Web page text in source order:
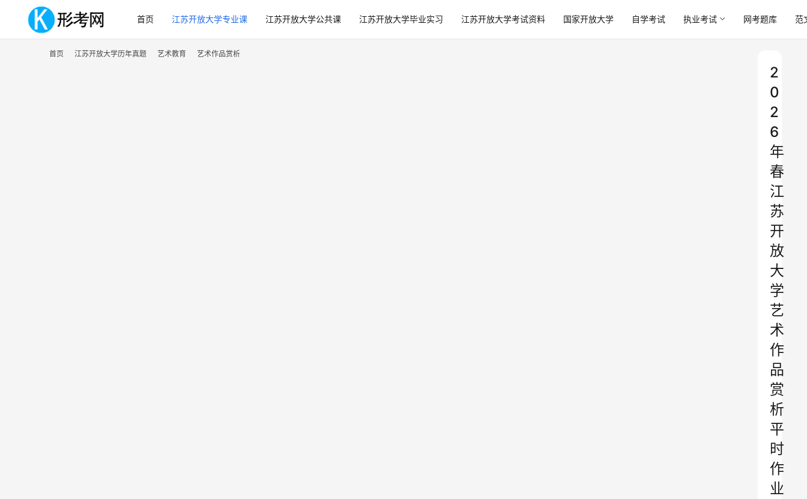
首页 江苏开放大学专业课 江苏开放大学公共课 江苏开放大学毕业实习 江苏开放大学考试资料 国家开放大学 自学考试 执业考试 网考题库 范
首页 江苏开放大学历年真题 艺术教育 艺术作品赏析
2
0
2
6
年
春
江
苏
开
放
大
学
艺
术
作
品
赏
析
平
时
作
业